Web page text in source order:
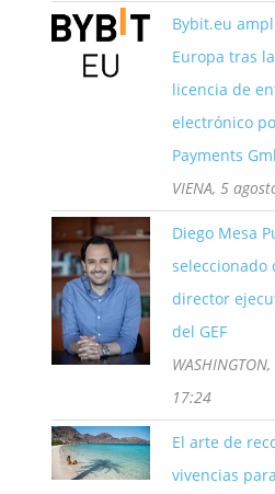
Bybit.eu
Europa tras
licencia de
electrónico
Payments
VIENA, 5
Diego Mesa
seleccionado
director
del GEF
17:24
El arte de
vivencias